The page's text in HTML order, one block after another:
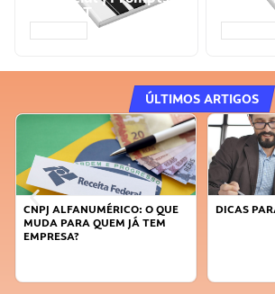
ChatGPT
ÚLTIMOS ARTIGOS
CNPJ ALFANUMÉRICO: O QUE
MUDA PARA QUEM JÁ TEM
EMPRESA?
DICAS